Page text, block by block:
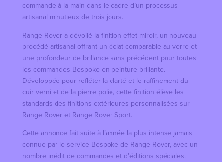
commande à la main dans le cadre d’un processus
artisanal minutieux de trois jours.
Range Rover a dévoilé la finition effet miroir, un nouveau
procédé artisanal offrant un éclat comparable au verre et
une profondeur de brillance sans précédent pour toutes
les commandes Bespoke en peinture brillante.
Développée pour refléter la clarté et le raffinement du
cuir verni et de la pierre polie, cette finition élève les
standards des finitions extérieures personnalisées sur
Range Rover et Range Rover Sport.
Cette annonce fait suite à l’année la plus intense jamais
connue par le service Bespoke de Range Rover, avec un
nombre inédit de commandes et d’éditions spéciales.